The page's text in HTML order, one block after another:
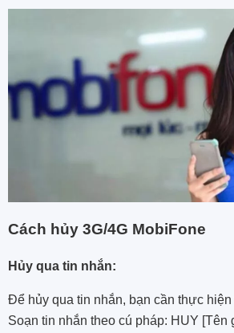
Cách hủy 3G/4G MobiFone
Hủy qua tin nhắn:
Để hủy qua tin nhắn, bạn cần thực
Soạn tin nhắn theo cú pháp: HUY [Tên